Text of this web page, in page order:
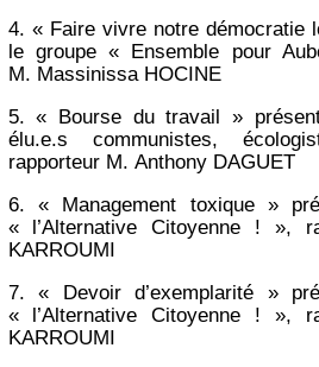
4. « Faire vivre notre démocratie
le groupe « Ensemble pour
M. Massinissa HOCINE
5. « Bourse du travail »
élu.e.s communistes,
rapporteur M. Anthony DAGUET
6. « Management toxique »
« l’Alternative Citoyenne ! »,
KARROUMI
7. « Devoir d’exemplarité »
« l’Alternative Citoyenne ! »,
KARROUMI